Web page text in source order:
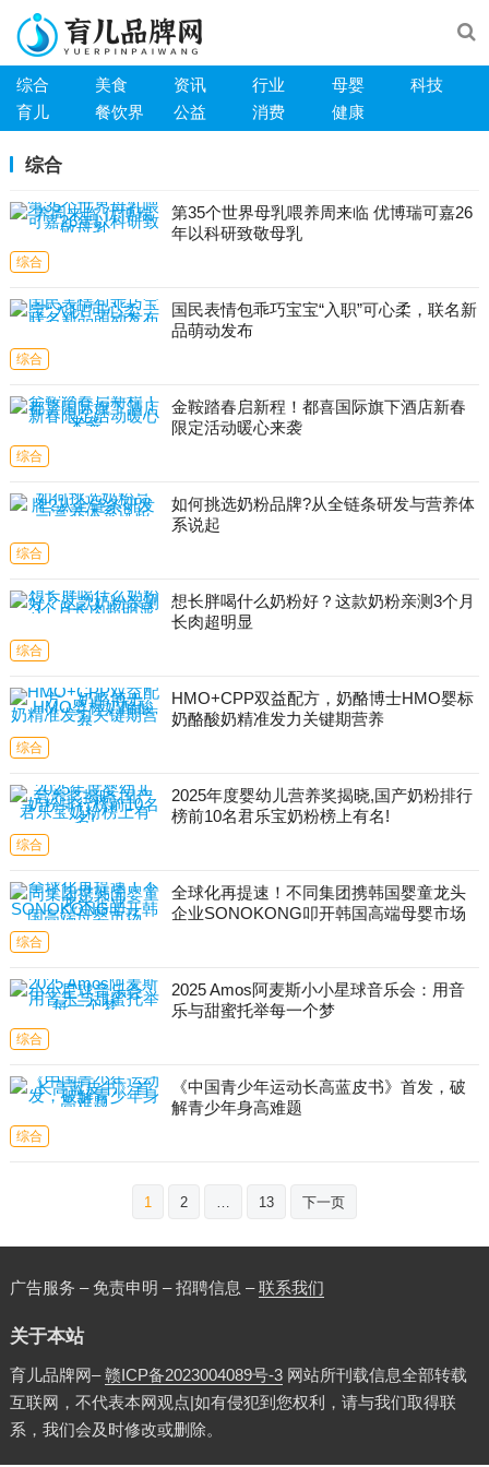
综合 美食 资讯 行业 母婴
科技
育儿
餐饮界 公益 消费 健康
综合
第35个世界母乳喂养周来临 优博瑞可嘉26
年以科研致敬母乳
综合
国民表情包乖巧宝宝“入职”可心柔，联名新
品萌动发布
综合
金鞍踏春启新程！都喜国际旗下酒店新春
限定活动暖心来袭
综合
如何挑选奶粉品牌?从全链条研发与营养体
系说起
综合
想长胖喝什么奶粉好？这款奶粉亲测3个月
长肉超明显
综合
HMO+CPP双益配方，奶酪博士HMO婴标
奶酪酸奶精准发力关键期营养
综合
2025年度婴幼儿营养奖揭晓,国产奶粉排行
榜前10名君乐宝奶粉榜上有名!
综合
全球化再提速！不同集团携韩国婴童龙头
企业SONOKONG叩开韩国高端母婴市场
综合
2025 Amos阿麦斯小小星球音乐会：用音
乐与甜蜜托举每一个梦
综合
《中国青少年运动长高蓝皮书》首发，破
解青少年身高难题
综合
分
页
1 2 … 13 下一页
广告服务 – 免责申明 – 招聘信息 –联系我们
关于本站
育儿品牌网–赣ICP备2023004089号-3网站所刊载信息全部转载
互联网，不代表本网观点|如有侵犯到您权利，请与我们取得联
系，我们会及时修改或删除。